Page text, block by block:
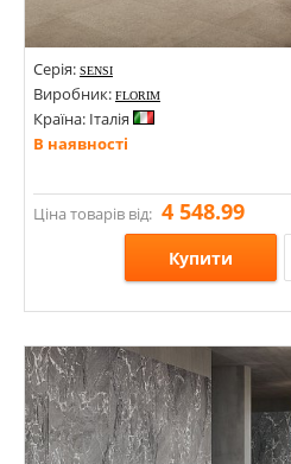
Серія: SENSI
Виробник: FLORIM
Країна: Італія
В наявності
Ціна товарів від: 4 548.99
Купити
Стилі: Під бетон;
Кольори: